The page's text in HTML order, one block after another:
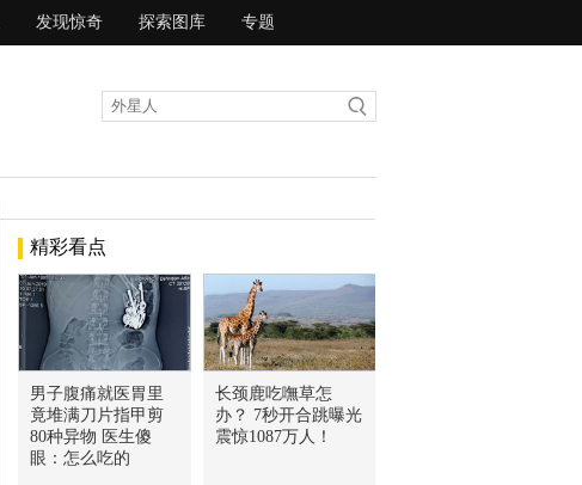
发现惊奇 探索图库 专题
精彩看点
男子腹痛就医胃里
竟堆满刀片指甲剪
80种异物 医生傻
眼：怎么吃的
长颈鹿吃嘸草怎
办？ 7秒开合跳曝光
震惊1087万人！